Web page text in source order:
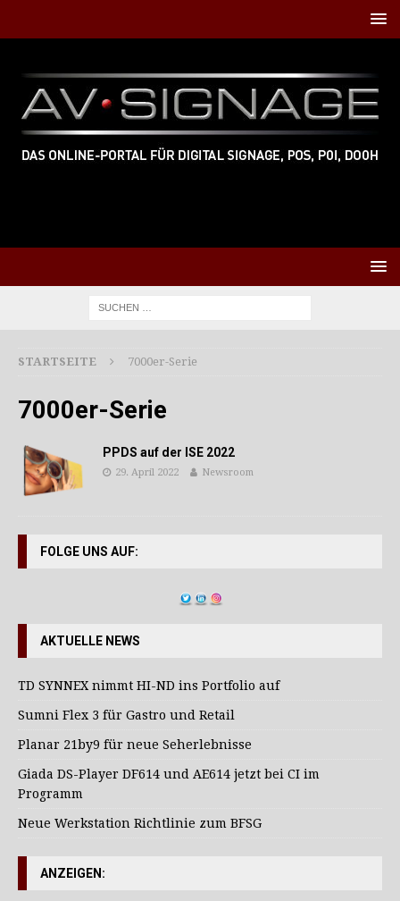
STARTSEITE 7000er-Serie
7000er-Serie
PPDS auf der ISE 2022
29. April 2022 Newsroom
FOLGE UNS AUF:
AKTUELLE NEWS
TD SYNNEX nimmt HI-ND ins Portfolio auf
Sumni Flex 3 für Gastro und Retail
Planar 21by9 für neue Seherlebnisse
Giada DS-Player DF614 und AE614 jetzt bei CI im
Programm
Neue Werkstation Richtlinie zum BFSG
ANZEIGEN: